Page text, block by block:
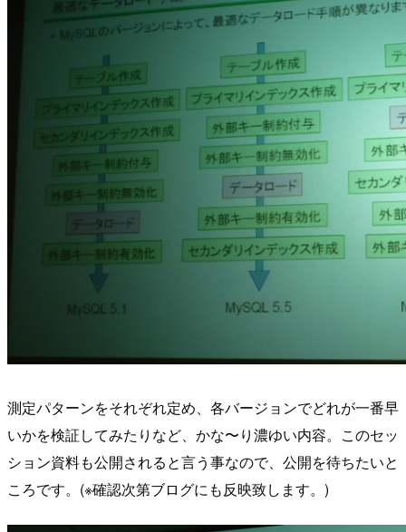
測定パターンをそれぞれ定め、各バージョンでどれが一番早
いかを検証してみたりなど、かな〜り濃ゆい内容。このセッ
ション資料も公開されると言う事なので、公開を待ちたいと
ころです。(※確認次第ブログにも反映致します。)